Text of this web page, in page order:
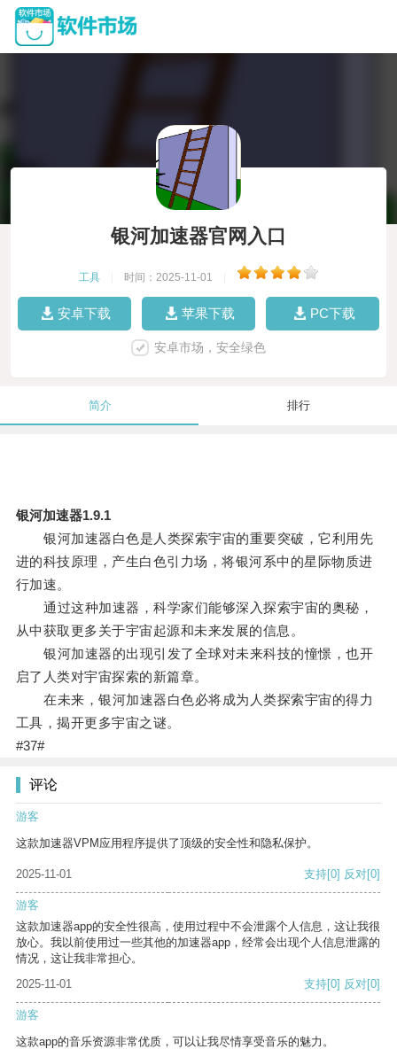
银河加速器官网入口
工具 时间：2025-11-01
安卓下载 苹果下载 PC下载
安卓市场，安全绿色
简介 排行
银河加速器1.9.1
银河加速器白色是人类探索宇宙的重要突破，它利用先
进的科技原理，产生白色引力场，将银河系中的星际物质进
行加速。
通过这种加速器，科学家们能够深入探索宇宙的奥秘，
从中获取更多关于宇宙起源和未来发展的信息。
银河加速器的出现引发了全球对未来科技的憧憬，也开
启了人类对宇宙探索的新篇章。
在未来，银河加速器白色必将成为人类探索宇宙的得力
工具，揭开更多宇宙之谜。
#37#
评论
游客
这款加速器VPM应用程序提供了顶级的安全性和隐私保护。
2025-11-01 支持[0] 反对[0]
游客
这款加速器app的安全性很高，使用过程中不会泄露个人信息，这让我很
放心。我以前使用过一些其他的加速器app，经常会出现个人信息泄露的
情况，这让我非常担心。
2025-11-01
支持[0] 反对[0]
游客
这款app的音乐资源非常优质，可以让我尽情享受音乐的魅力。